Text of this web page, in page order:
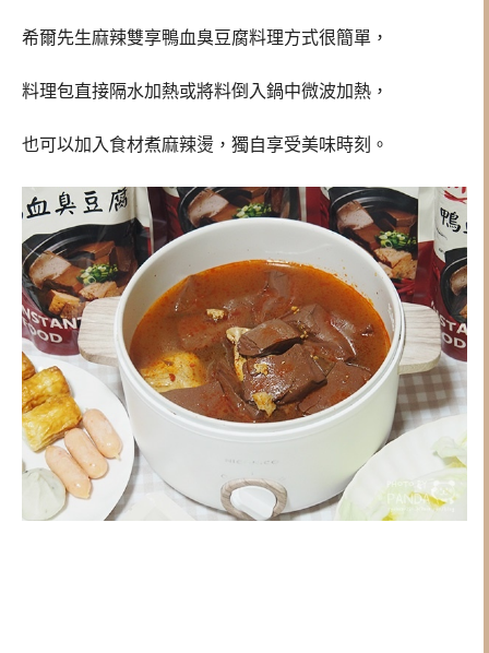
希爾先生麻辣雙享鴨血臭豆腐料理方式很簡單，
料理包直接隔水加熱或將料倒入鍋中微波加熱，
也可以加入食材煮麻辣燙，獨自享受美味時刻。